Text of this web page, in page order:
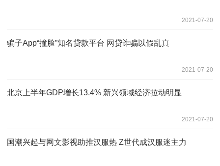
2021-07-20
骗子App“撞脸”知名贷款平台 网贷诈骗以假乱真
2021-07-20
北京上半年GDP增长13.4% 新兴领域经济拉动明显
2021-07-20
国潮兴起与网文影视助推汉服热 Z世代成汉服迷主力